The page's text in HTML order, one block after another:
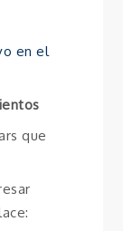
en el
que